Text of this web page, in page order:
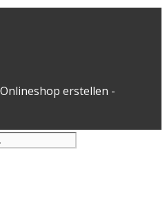
erstellen -